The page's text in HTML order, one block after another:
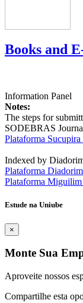
Books and
Information Panel
Notes:
The steps for
SODEBRAS
Plataforma
Indexed by
Plataforma
Plataforma
Estude na Uniube
×
Monte Sua
Aproveite nossos
Compartilhe esta